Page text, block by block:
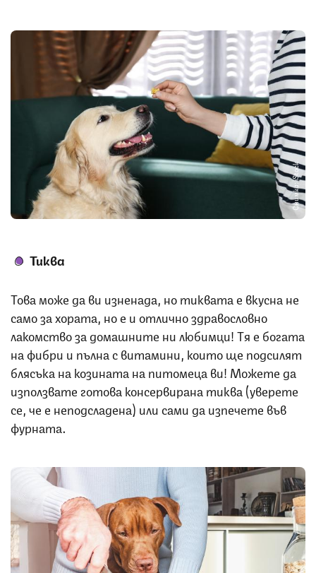
Снимка: iStock
Тиква
Това може да ви изненада, но тиквата е вкусна не
само за хората, но е и отлично здравословно
лакомство за домашните ни любимци! Тя е богата
на фибри и пълна с витамини, които ще подсилят
блясъка на козината на питомеца ви! Можете да
използвате готова консервирана тиква (уверете
се, че е неподсладена) или сами да изпечете във
фурната.